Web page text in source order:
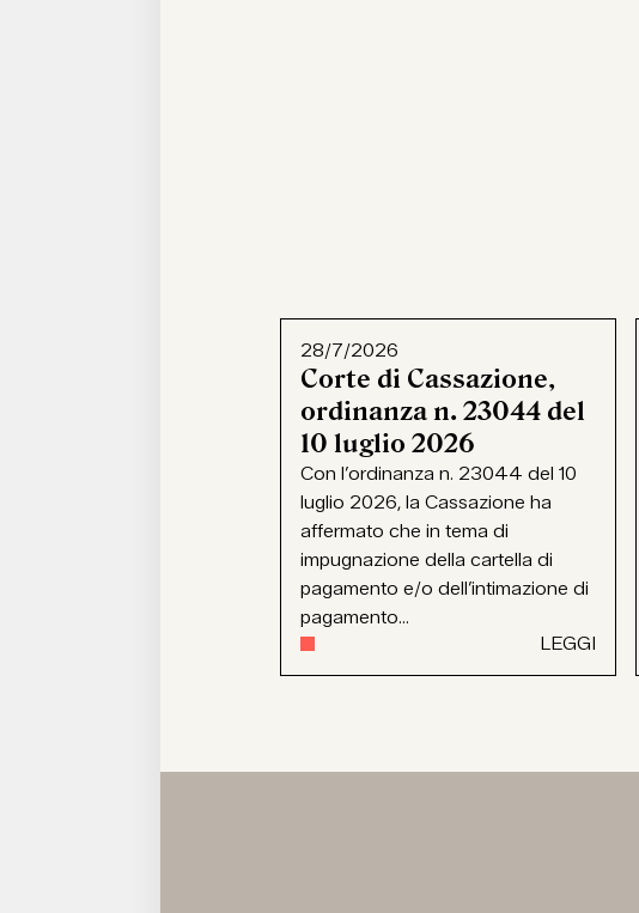
28/7/2026
Corte di Cassazione,
ordinanza n. 23044 del
10 luglio 2026
Con l’ordinanza n. 23044 del 10
luglio 2026, la Cassazione ha
affermato che in tema di
impugnazione della cartella di
pagamento e/o dell’intimazione di
pagamento...
LEGGI